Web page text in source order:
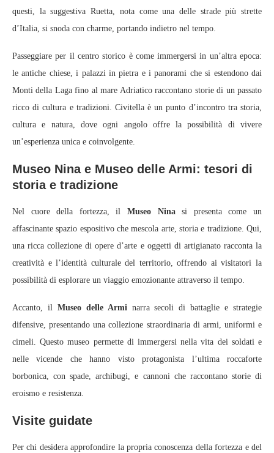
questi, la suggestiva Ruetta, nota come una delle strade più strette
d’Italia, si snoda con charme, portando indietro nel tempo.
Passeggiare per il centro storico è come immergersi in un’altra epoca:
le antiche chiese, i palazzi in pietra e i panorami che si estendono dai
Monti della Laga fino al mare Adriatico raccontano storie di un passato
ricco di cultura e tradizioni. Civitella è un punto d’incontro tra storia,
cultura e natura, dove ogni angolo offre la possibilità di vivere
un’esperienza unica e coinvolgente.
Museo Nina e Museo delle Armi: tesori di
storia e tradizione
Nel cuore della fortezza, il Museo Ninasi presenta come un
affascinante spazio espositivo che mescola arte, storia e tradizione. Qui,
una ricca collezione di opere d’arte e oggetti di artigianato racconta la
creatività e l’identità culturale del territorio, offrendo ai visitatori la
possibilità di esplorare un viaggio emozionante attraverso il tempo.
Accanto, ilMuseo delle Arminarra secoli di battaglie e strategie
difensive, presentando una collezione straordinaria di armi, uniformi e
cimeli. Questo museo permette di immergersi nella vita dei soldati e
nelle vicende che hanno visto protagonista l’ultima roccaforte
borbonica, con spade, archibugi, e cannoni che raccontano storie di
eroismo e resistenza.
Visite guidate
Per chi desidera approfondire la propria conoscenza della fortezza e del